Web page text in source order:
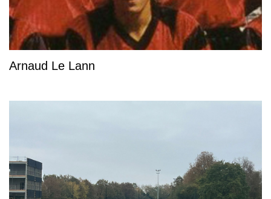
Arnaud Le Lann